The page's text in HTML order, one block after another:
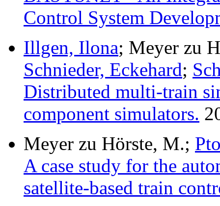
Control System
Illgen, Ilona; Meyer zu
Schnieder, Eckehard;
Distributed multi-train
component simulators.
Meyer zu Hörste, M.;
A case study for the
satellite-based train